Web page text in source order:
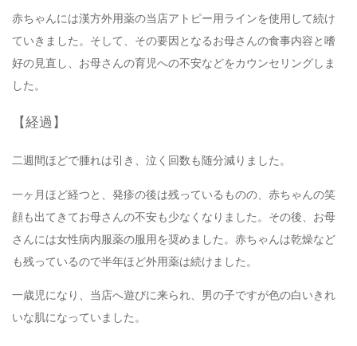
赤ちゃんには漢方外用薬の当店アトピー用ラインを使用して続け
ていきました。そして、その要因となるお母さんの食事内容と嗜
好の見直し、お母さんの育児への不安などをカウンセリングしま
した。
【経過】
二週間ほどで腫れは引き、泣く回数も随分減りました。
一ヶ月ほど経つと、発疹の後は残っているものの、赤ちゃんの笑
顔も出てきてお母さんの不安も少なくなりました。その後、お母
さんには女性病内服薬の服用を奨めました。赤ちゃんは乾燥など
も残っているので半年ほど外用薬は続けました。
一歳児になり、当店へ遊びに来られ、男の子ですが色の白いきれ
いな肌になっていました。